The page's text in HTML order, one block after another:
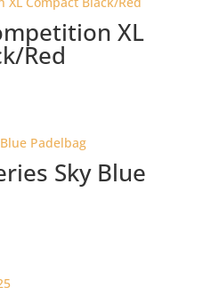
XL
Red
Sky Blue